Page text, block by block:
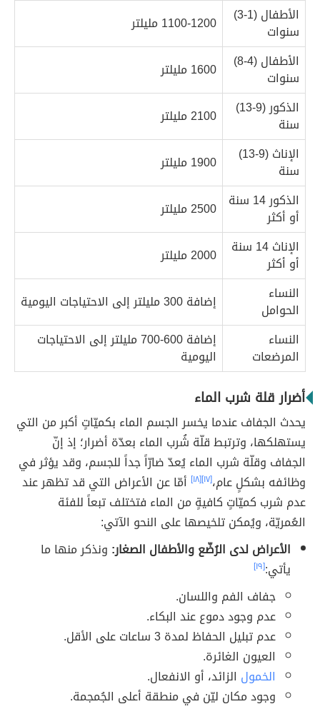
الأطفال (1-3)
سنوات
1100-1200 مليلتر
الأطفال (4-8)
سنوات
1600 مليلتر
الذكور (9-13)
سنة
2100 مليلتر
الإناث (9-13)
سنة
1900 مليلتر
الذكور 14 سنة
أو أكثر
2500 مليلتر
الإناث 14 سنة
أو أكثر
2000 مليلتر
النساء
الحوامل
إضافة 300 مليلتر إلى الاحتياجات اليومية
النساء
المرضعات
إضافة 600-700 مليلتر إلى الاحتياجات
اليومية
أضرار قلة شرب الماء
يحدث الجفاف عندما يخسر الجسم الماء بكميّاتٍ أكبر من التي
يستهلكها، وترتبط قلّة شُرب الماء بعدّة أضرار؛ إذ إنّ
الجفاف وقلّة شرب الماء يُعدّ ضارّاً جداً للجسم، وقد يؤثر في
وظائفه بشكلٍ عام،[١٧] [١٨]
أمّا عن الأعراض التي قد تظهر عند
عدم شرب كميّاتٍ كافيةٍ من الماء فتختلف تبعاً للفئة
العُمريّة، ويُمكن تلخيصها على النحو الآتي:
الأعراض لدى الرُضّع والأطفال الصغار: ونذكر منها ما
يأتي:[١٩]
جفاف الفم واللسان.
عدم وجود دموع عند البكاء.
عدم تبليل الحفاظ لمدة 3 ساعات على الأقل.
العيون الغائرة.
الخمول الزائد، أو الانفعال.
وجود مكان ليّن في منطقة أعلى الجُمجمة.